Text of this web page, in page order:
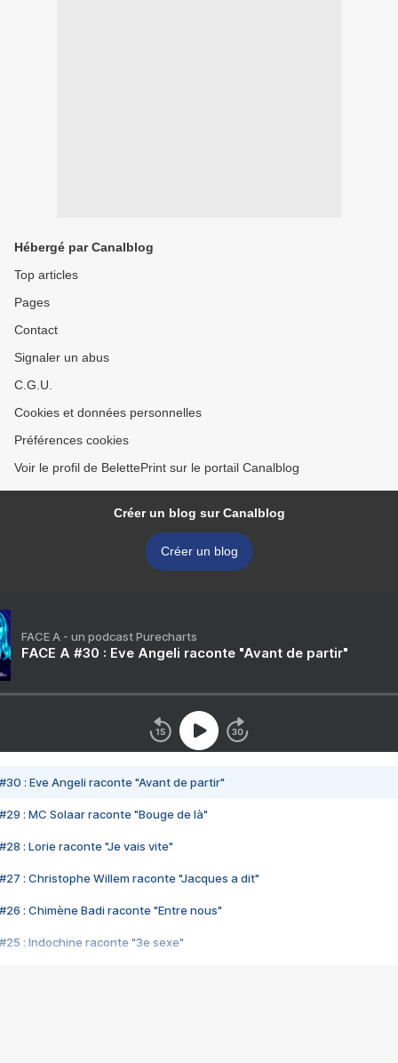
Hébergé par Canalblog
Top articles
Pages
Contact
Signaler un abus
C.G.U.
Cookies et données personnelles
Préférences cookies
Voir le profil de BelettePrint sur le portail Canalblog
Créer un blog sur Canalblog
Créer un blog
FACE A - un podcast Purecharts
FACE A #30 : Eve Angeli raconte "Avant de partir"
#30 : Eve Angeli raconte "Avant de partir"
#29 : MC Solaar raconte "Bouge de là"
#28 : Lorie raconte "Je vais vite"
#27 : Christophe Willem raconte "Jacques a dit"
#26 : Chimène Badi raconte "Entre nous"
#25 : Indochine raconte "3e sexe"